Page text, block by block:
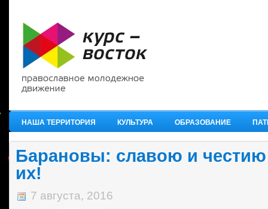
НАША ТЕРРИТОРИЯ КУЛЬТУРА ОБРАЗОВАНИЕ
Барановы: славою и честию
их!
7 августа, 2016